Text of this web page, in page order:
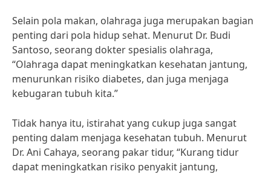
Selain pola makan, olahraga juga merupakan bagian
penting dari pola hidup sehat. Menurut Dr. Budi
Santoso, seorang dokter spesialis olahraga,
“Olahraga dapat meningkatkan kesehatan jantung,
menurunkan risiko diabetes, dan juga menjaga
kebugaran tubuh kita.”
Tidak hanya itu, istirahat yang cukup juga sangat
penting dalam menjaga kesehatan tubuh. Menurut
Dr. Ani Cahaya, seorang pakar tidur, “Kurang tidur
dapat meningkatkan risiko penyakit jantung,